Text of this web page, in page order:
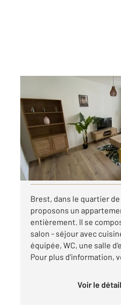
50 m , 2 pièces
Ref : 7705
Appartement T2 à
750 €
par mois charges comprises
Visiter le site dédié
Brest, dans le quartier
proposons un
entièrement. Il se
salon - séjour avec
équipée, WC, une salle
Pour plus d'information,
Voir le